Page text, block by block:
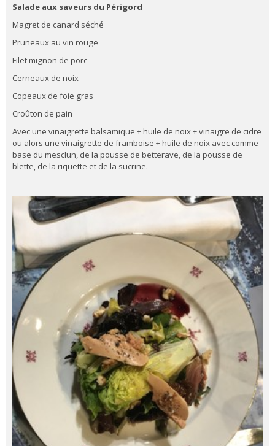
Salade aux saveurs du Périgord
Magret de canard séché
Pruneaux au vin rouge
Filet mignon de porc
Cerneaux de noix
Copeaux de foie gras
Croûton de pain
Avec une vinaigrette balsamique + huile de noix + vinaigre de cidre
ou alors une vinaigrette de framboise + huile de noix avec comme
base du mesclun, de la pousse de betterave, de la pousse de
blette, de la riquette et de la sucrine.